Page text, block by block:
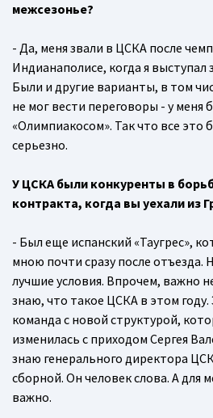
межсезонье?
- Да, меня звали в ЦСКА после
Индианаполисе, когда я выступал
Были и другие варианты, в том
не мог вести переговоры - у меня
«Олимпиакосом». Так что все это
серьезно.
У ЦСКА были конкуренты в
контракта, когда вы уехали из
- Был еще испанский «Таугрес»,
мною почти сразу после
лучшие условия. Впрочем, важно
знаю, что такое ЦСКА в этом году.
команда с новой структурой,
изменилась с приходом Сергея
знаю генерального директора
сборной. Он человек слова. А для
важно.